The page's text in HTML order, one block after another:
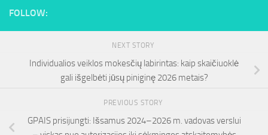
FOLLOW:
NEXT STORY
Individualios veiklos mokesčių labirintas: kaip skaičiuoklė
gali išgelbėti jūsų piniginę 2026 metais?
PREVIOUS STORY
GPAIS prisijungti: Išsamus 2024–2026 m. vadovas verslui